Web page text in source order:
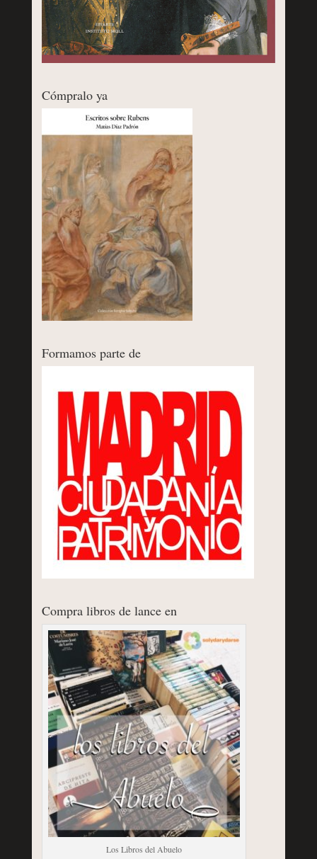
Cómpralo ya
Formamos parte de
Compra libros de lance en
Los Libros del Abuelo